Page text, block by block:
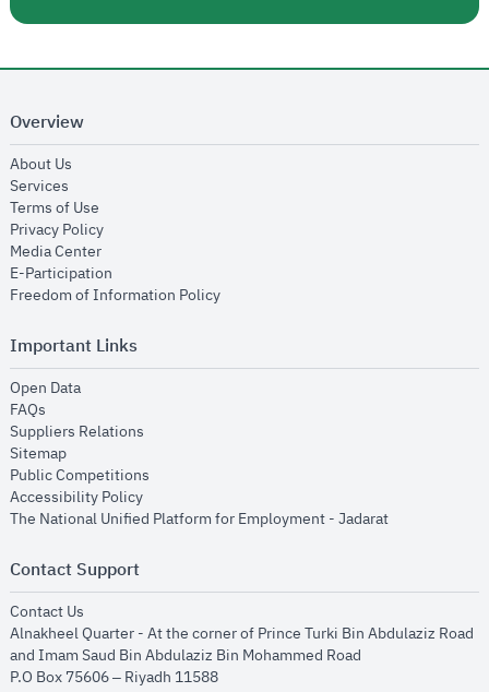
Overview
About Us
Services
Terms of Use
Privacy Policyopens in new window
Media Centeropens in new window
E-Participation
Freedom of Information Policyopens in new window
Important Links
Open Dataopens in new window
FAQs
Suppliers Relations
Sitemapopens in new window
Public Competitions
Accessibility Policyopens in new window
The National Unified Platform for Employment - Jadaratopens in new
Contact Support
Contact Us
Alnakheel Quarter - At the corner of Prince Turki Bin Abdulaziz Road
and Imam Saud Bin Abdulaziz Bin Mohammed Road​
P.O Box 75606 – Riyadh 11588